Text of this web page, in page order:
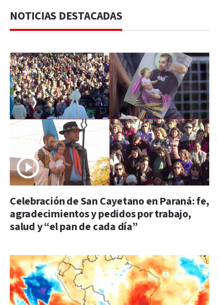
NOTICIAS DESTACADAS
Celebración de San Cayetano en Paraná: fe,
agradecimientos y pedidos por trabajo,
salud y “el pan de cada día”